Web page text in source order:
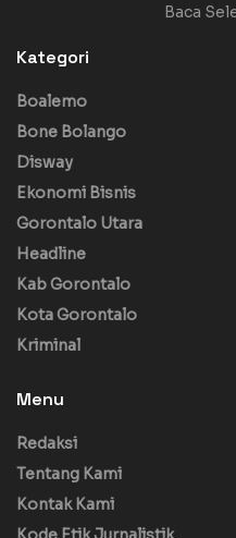
Baca
Kategori
Boalemo
Bone Bolango
Disway
Ekonomi Bisnis
Gorontalo Utara
Headline
Kab Gorontalo
Kota Gorontalo
Kriminal
Menu
Redaksi
Tentang Kami
Kontak Kami